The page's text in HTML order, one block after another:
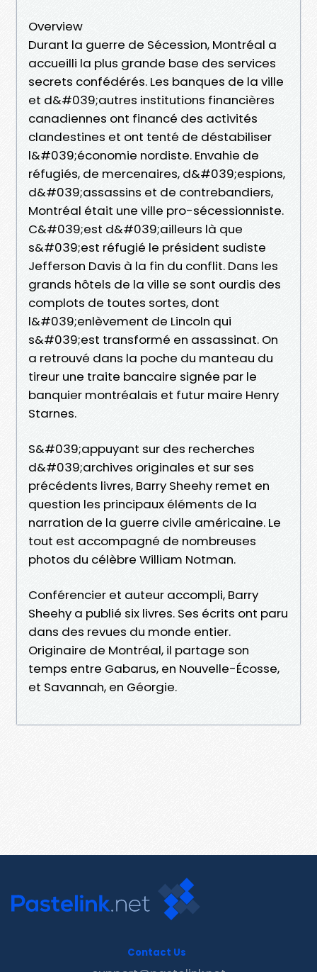
Overview
Durant la guerre de Sécession, Montréal a
accueilli la plus grande base des services
secrets confédérés. Les banques de la ville
et d&#039;autres institutions financières
canadiennes ont financé des activités
clandestines et ont tenté de déstabiliser
l&#039;économie nordiste. Envahie de
réfugiés, de mercenaires, d&#039;espions,
d&#039;assassins et de contrebandiers,
Montréal était une ville pro-sécessionniste.
C&#039;est d&#039;ailleurs là que
s&#039;est réfugié le président sudiste
Jefferson Davis à la fin du conflit. Dans les
grands hôtels de la ville se sont ourdis des
complots de toutes sortes, dont
l&#039;enlèvement de Lincoln qui
s&#039;est transformé en assassinat. On
a retrouvé dans la poche du manteau du
tireur une traite bancaire signée par le
banquier montréalais et futur maire Henry
Starnes.
S&#039;appuyant sur des recherches
d&#039;archives originales et sur ses
précédents livres, Barry Sheehy remet en
question les principaux éléments de la
narration de la guerre civile américaine. Le
tout est accompagné de nombreuses
photos du célèbre William Notman.
Conférencier et auteur accompli, Barry
Sheehy a publié six livres. Ses écrits ont paru
dans des revues du monde entier.
Originaire de Montréal, il partage son
temps entre Gabarus, en Nouvelle-Écosse,
et Savannah, en Géorgie.
Contact Us